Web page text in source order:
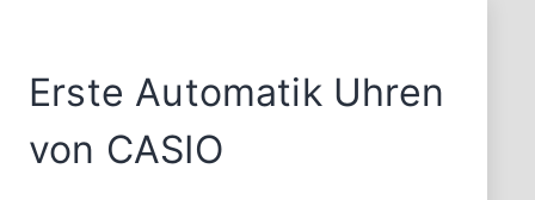
Erste Automatik Uhren
von CASIO